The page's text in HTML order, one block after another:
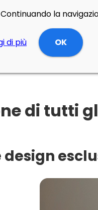
di tutti
la
di più OK